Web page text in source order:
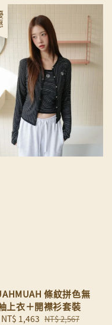
條紋拼色無
上衣＋開襟衫套裝
Sale
NT$ 1,463 Regular
NT$ 2,567